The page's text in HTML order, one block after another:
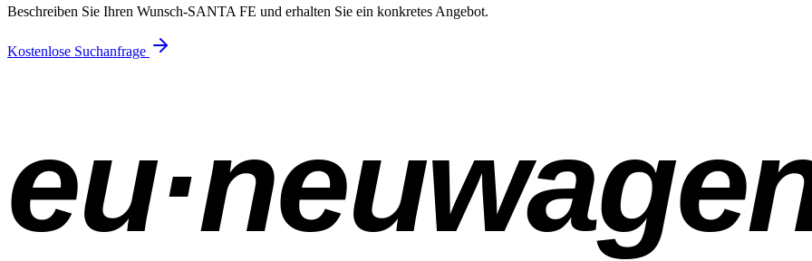
Beschreiben Sie Ihren Wunsch-SANTA FE und erhalten Sie ein konkretes Angebot.
Kostenlose Suchanfrage